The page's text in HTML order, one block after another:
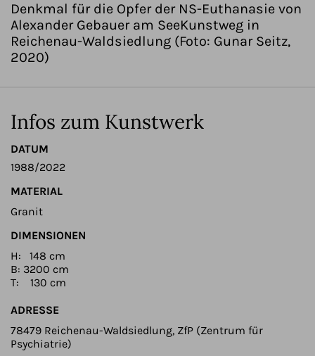
Denkmal für die Opfer der NS-Euthanasie von
Alexander Gebauer am SeeKunstweg in
Reichenau-Waldsiedlung (Foto: Gunar Seitz,
2020)
Infos zum Kunstwerk
DATUM
1988/2022
MATERIAL
Granit
DIMENSIONEN
H: 148 cm
B: 3200 cm
T: 130 cm
ADRESSE
78479 Reichenau-Waldsiedlung, ZfP (Zentrum für
Psychiatrie)